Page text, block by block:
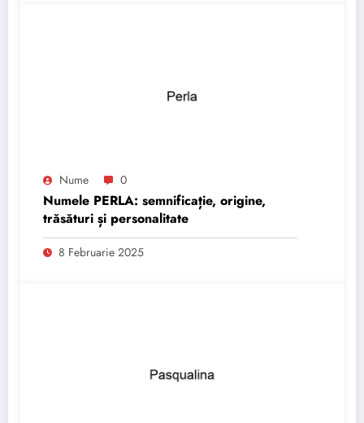
Nume 0
Numele PERLA: semnificație, origine,
trăsături și personalitate
8 Februarie 2025